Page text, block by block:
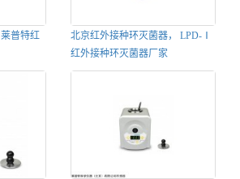
普特红
北京红外接种环灭菌器， LPD-Ⅰ
红外接种环灭菌器厂家